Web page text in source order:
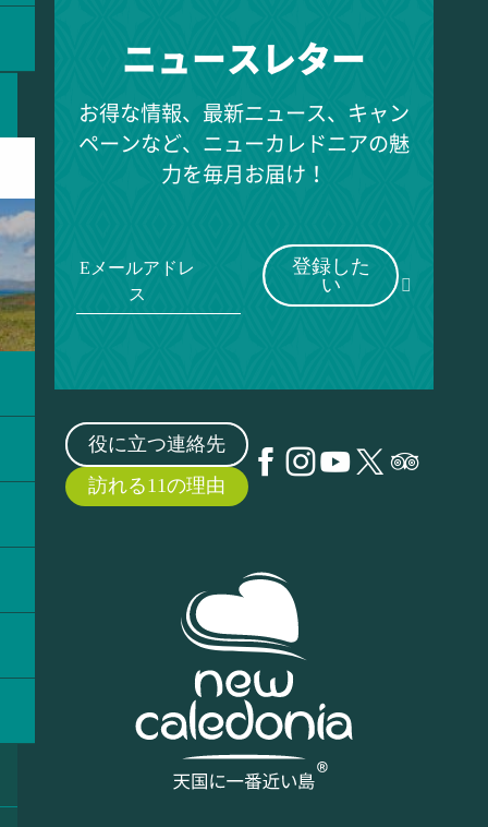
ニュースレター
お得な情報、最新ニュース、キャン
ペーンなど、ニューカレドニアの魅
力を毎月お届け！
Eメールアドレ
ス
登録した
い
役に立つ連絡先
訪れる11の理由